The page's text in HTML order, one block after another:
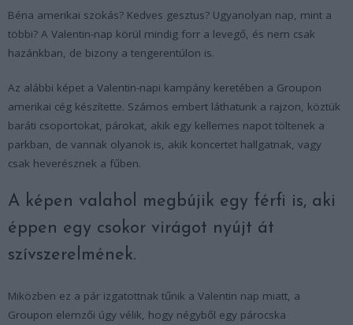
Béna amerikai szokás? Kedves gesztus? Ugyanolyan nap, mint a
többi? A Valentin-nap körül mindig forr a levegő, és nem csak
hazánkban, de bizony a tengerentúlon is.
Az alábbi képet a Valentin-napi kampány keretében a Groupon
amerikai cég készítette. Számos embert láthatunk a rajzon, köztük
baráti csoportokat, párokat, akik egy kellemes napot töltenek a
parkban, de vannak olyanok is, akik koncertet hallgatnak, vagy
csak heverésznek a fűben.
A képen valahol megbújik egy férfi is, aki
éppen egy csokor virágot nyújt át
szívszerelmének.
Miközben ez a pár izgatottnak tűnik a Valentin nap miatt, a
Groupon elemzői úgy vélik, hogy négyből egy párocska